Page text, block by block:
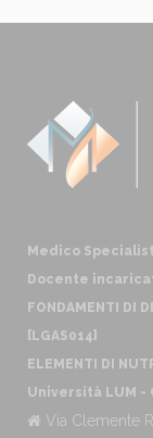
Medico
Docente
FONDAMENTI DI
[LGAS014]
ELEMENTI DI
Università LUM -
Via Clemente